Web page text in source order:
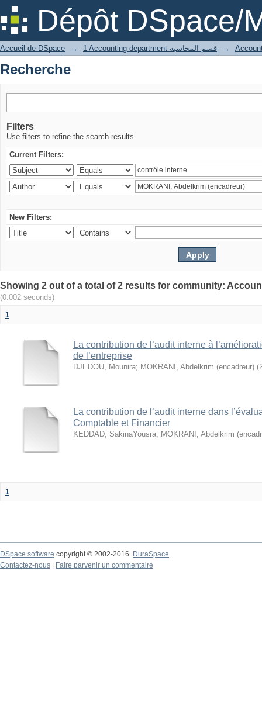
Dépôt DSpace/
Recherche
Accueil de DSpace → 1 Accounting department قسم المحاسبة →
Recherche
Filters
Use filters to refine the search results.
Current Filters:
New Filters:
(0.002 seconds)
1
La contribution de l’audit interne à
de l’entreprise
DJEDOU, Mounira; MOKRANI, Abdelkrim (encadreur) (
La contribution de l’audit interne dans
Comptable et Financier
KEDDAD, SakinaYousra; MOKRANI, Abdelkrim
1
DSpace software copyright © 2002-2016
DuraSpace
Contactez-nous
Faire parvenir un commentaire